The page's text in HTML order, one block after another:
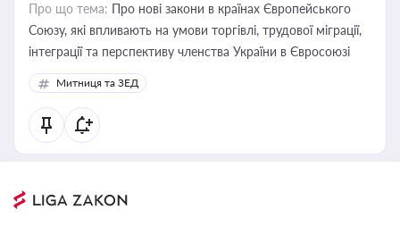
Про що тема: Про нові закони в країнах Європейського
Союзу, які впливають на умови торгівлі, трудової міграції,
інтеграції та перспективу членства України в Євросоюзі
Митниця та ЗЕД